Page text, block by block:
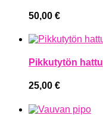
50,00 €
Pikkutytön hattu
25,00 €